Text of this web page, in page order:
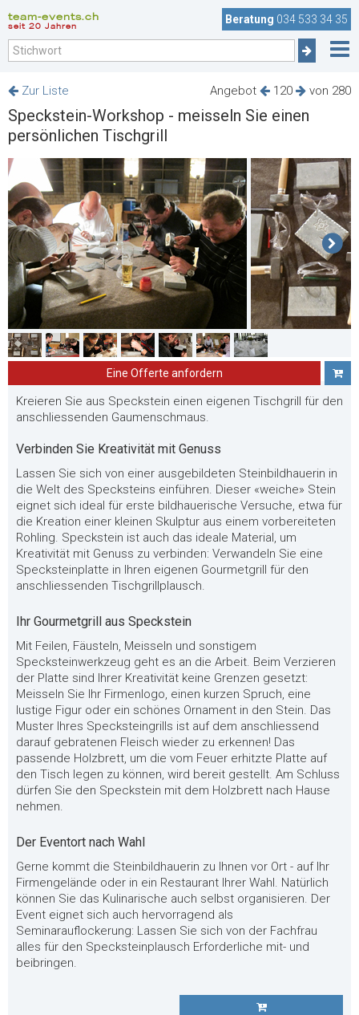
team-events.ch
seit 20 Jahren
Beratung 034 533 34 35
Angebot 120 von 280
Zur Liste
Speckstein-Workshop - meisseln Sie einen
persönlichen Tischgrill
Eine Offerte anfordern
Kreieren Sie aus Speckstein einen eigenen Tischgrill für den
anschliessenden Gaumenschmaus.
Verbinden Sie Kreativität mit Genuss
Lassen Sie sich von einer ausgebildeten Steinbildhauerin in
die Welt des Specksteins einführen. Dieser «weiche» Stein
eignet sich ideal für erste bildhauerische Versuche, etwa für
die Kreation einer kleinen Skulptur aus einem vorbereiteten
Rohling. Speckstein ist auch das ideale Material, um
Kreativität mit Genuss zu verbinden: Verwandeln Sie eine
Specksteinplatte in Ihren eigenen Gourmetgrill für den
anschliessenden Tischgrillplausch.
Ihr Gourmetgrill aus Speckstein
Mit Feilen, Fäusteln, Meisseln und sonstigem
Specksteinwerkzeug geht es an die Arbeit. Beim Verzieren
der Platte sind Ihrer Kreativität keine Grenzen gesetzt:
Meisseln Sie Ihr Firmenlogo, einen kurzen Spruch, eine
lustige Figur oder ein schönes Ornament in den Stein. Das
Muster Ihres Specksteingrills ist auf dem anschliessend
darauf gebratenen Fleisch wieder zu erkennen! Das
passende Holzbrett, um die vom Feuer erhitzte Platte auf
den Tisch legen zu können, wird bereit gestellt. Am Schluss
dürfen Sie den Speckstein mit dem Holzbrett nach Hause
nehmen.
Der Eventort nach Wahl
Gerne kommt die Steinbildhauerin zu Ihnen vor Ort - auf Ihr
Firmengelände oder in ein Restaurant Ihrer Wahl. Natürlich
können Sie das Kulinarische auch selbst organisieren. Der
Event eignet sich auch hervorragend als
Seminarauflockerung: Lassen Sie sich von der Fachfrau
alles für den Specksteinplausch Erforderliche mit- und
beibringen.